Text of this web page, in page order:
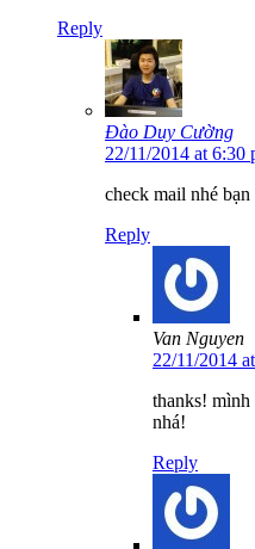
Reply
Đào Duy Cường
22/11/2014 at 6:30
check mail nhé bạn
Reply
Van Nguyen
22/11/2014
thanks! mình
nhá!
Reply